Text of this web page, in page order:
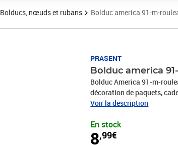
Bolducs, nœuds et rubans Bolduc america 91-m-
PRASENT
Bolduc america
Bolduc America 91-m-
décoration de paquets,
produits sont fabriqués en
une communion, Noël, le
rend rapidement les
Voir la description
En stock
8,99€
Prix 8,99€